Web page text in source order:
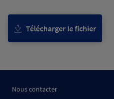
Télécharger le fichier
Nous contacter